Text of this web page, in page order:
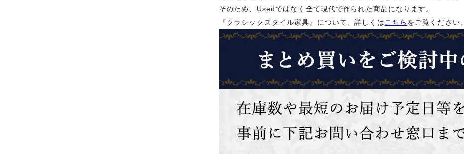
そのため、Usedではなく全て現代で作られた商品になります。
『クラシックスタイル家具』について、詳しくは こちら をご覧ください。